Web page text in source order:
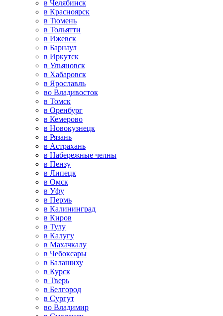
в Челябинск
в Красноярск
в Тюмень
в Тольятти
в Ижевск
в Барнаул
в Иркутск
в Ульяновск
в Хабаровск
в Ярославль
во Владивосток
в Томск
в Оренбург
в Кемерово
в Новокузнецк
в Рязань
в Астрахань
в Набережные челны
в Пензу
в Липецк
в Омск
в Уфу
в Пермь
в Калининград
в Киров
в Тулу
в Калугу
в Махачкалу
в Чебоксары
в Балашиху
в Курск
в Тверь
в Белгород
в Сургут
во Владимир